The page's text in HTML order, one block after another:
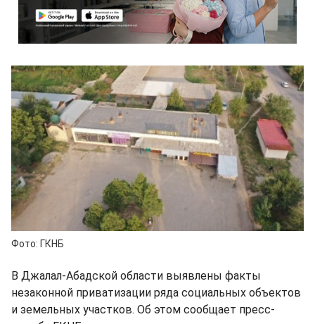
Фото: ГКНБ
В Джалал-Абадской области выявлены факты
незаконной приватизации ряда социальных объектов
и земельных участков. Об этом сообщает пресс-